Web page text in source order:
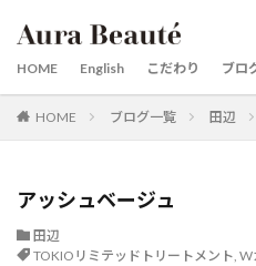
HOME English こだわり ブロ
HOME ブログ一覧 田辺
アッシュベージュ
田辺
TOKIOリミテッドトリートメント, W
カテゴリー
タグ
市役所前
京都市役所前
京都